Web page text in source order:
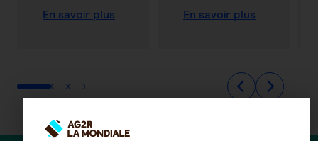
En savoir plus En savoir plus